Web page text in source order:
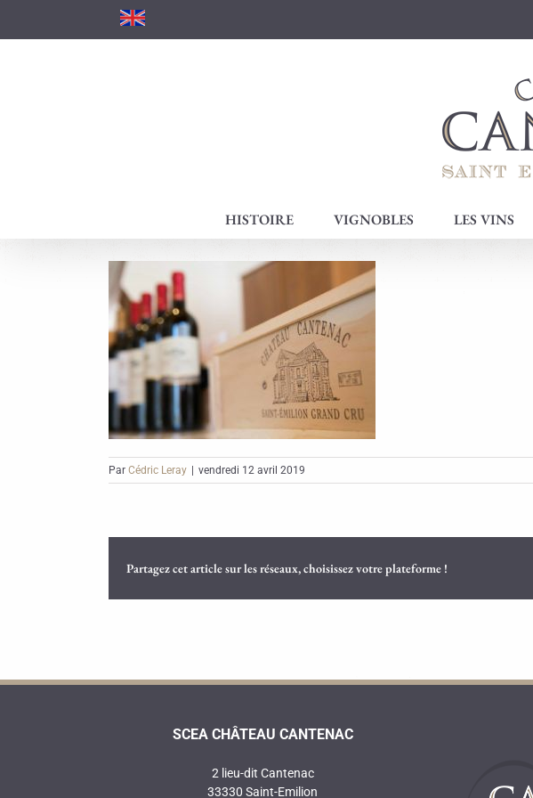
HISTOIRE VIGNOBLES LES VINS
Par Cédric Leray vendredi 12 avril 2019
Partagez cet article sur les réseaux, choisissez votre plateforme !
SCEA CHÂTEAU CANTENAC
2 lieu-dit Cantenac
33330 Saint-Emilion